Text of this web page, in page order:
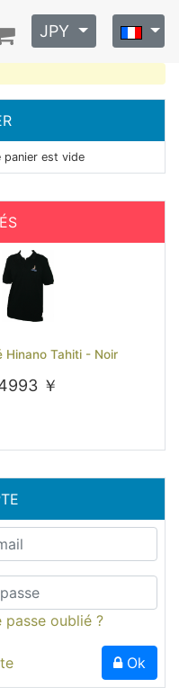
JPY
panier est vide
Hinano Tahiti - Noir
￥
passe oublié ?
Ok